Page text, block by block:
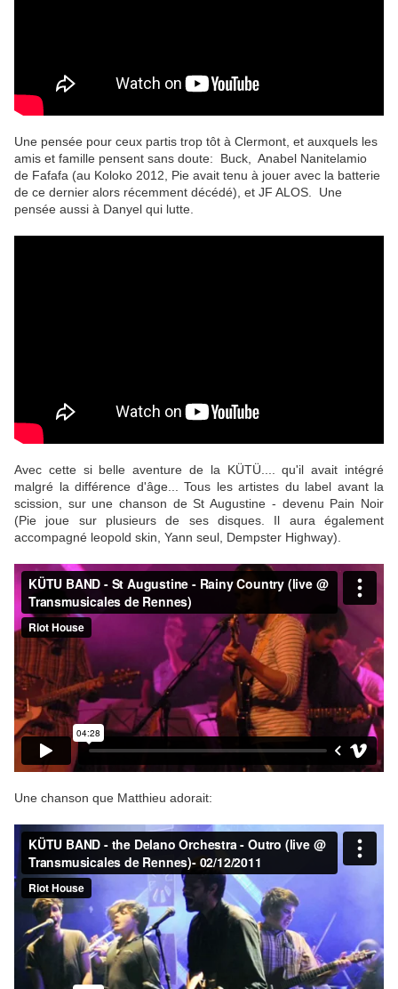
Une pensée pour ceux partis trop tôt à Clermont, et auxquels les
amis et famille pensent sans doute: Buck, Anabel Nanitelamio
de Fafafa (au Koloko 2012, Pie avait tenu à jouer avec la batterie
de ce dernier alors récemment décédé), et JF ALOS. Une
pensée aussi à Danyel qui lutte.
Avec cette si belle aventure de la KÜTÜ.... qu'il avait intégré
malgré la différence d'âge... Tous les artistes du label avant la
scission, sur une chanson de St Augustine - devenu Pain Noir
(Pie joue sur plusieurs de ses disques. Il aura également
accompagné leopold skin, Yann seul, Dempster Highway).
Une chanson que Matthieu adorait: